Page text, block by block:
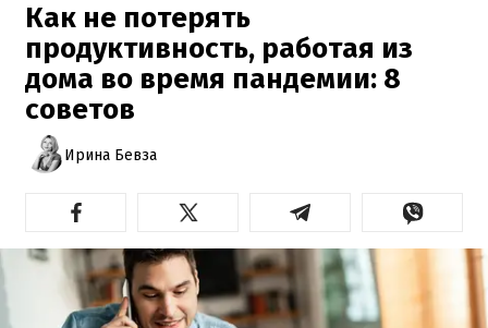
Как не потерять
продуктивность, работая из
дома во время пандемии: 8
советов
Ирина Бевза